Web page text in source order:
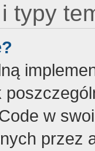
typy
w
przez